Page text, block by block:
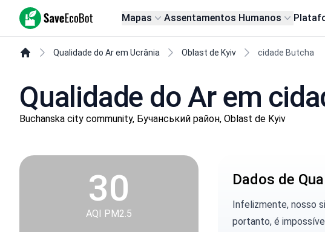
SaveEcoBot Mapas Assentamentos Humanos
Qualidade do Ar em Ucrânia Oblast de Kyiv cidade Butcha
Qualidade do Ar em
Buchanska city community, Бучанський район, Oblast de Kyiv
30
AQI PM2.5
Dados de
Infelizmente, nosso
portanto, é